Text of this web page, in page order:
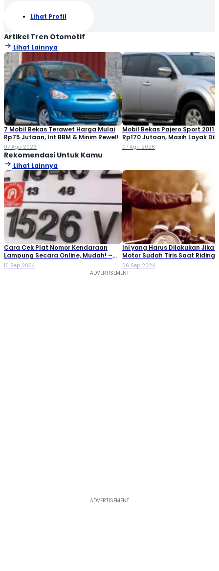
Lihat Profil
Artikel Tren Otomotif
Lihat Lainnya
7 Mobil Bekas Terawet Harga Mulai
Rp75 Jutaan, Irit BBM & Minim Rewel!
07 Agu 2026
Mobil Bekas Pajero Sport 2011
Rp170 Jutaan, Masih Layak
07 Agu 2026
Rekomendasi Untuk Kamu
Lihat Lainnya
Cara Cek Plat Nomor Kendaraan
Lampung Secara Online, Mudah! –
Moladin
10 Sep 2024
Ini yang Harus Dilakukan Jika
Motor Sudah Tiris Saat Riding
06 Sep 2024